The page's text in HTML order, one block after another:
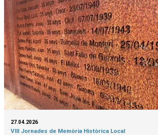
27.04.2026
VIII Jornades de Memòria Històrica Local